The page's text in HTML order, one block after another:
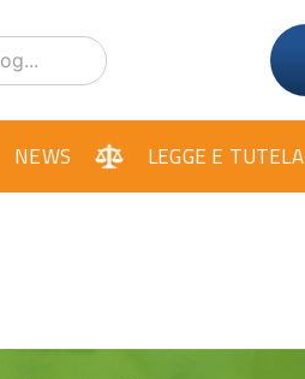
NEWS LEGGE E TUTELA